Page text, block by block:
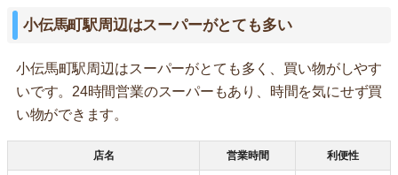
小伝馬町駅周辺はスーパーがとても多い
小伝馬町駅周辺はスーパーがとても多く、買い物がしやす
いです。24時間営業のスーパーもあり、時間を気にせず買
い物ができます。
店名 営業時間 利便性